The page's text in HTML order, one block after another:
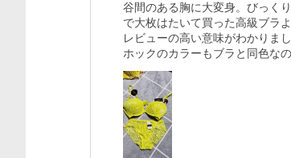
谷間のある胸に大変身。びっく
で大枚はたいて買った高級ブラ
レビューの高い意味がわかりまし
ホックのカラーもブラと同色な